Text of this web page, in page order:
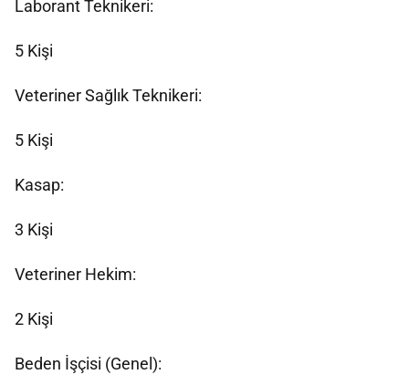
Laborant Teknikeri:
5 Kişi
Veteriner Sağlık Teknikeri:
5 Kişi
Kasap:
3 Kişi
Veteriner Hekim:
2 Kişi
Beden İşçisi (Genel):